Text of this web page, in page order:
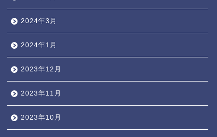
2024年3月
2024年1月
2023年12月
2023年11月
2023年10月